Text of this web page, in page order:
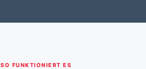
SO FUNKTIONIERT ES